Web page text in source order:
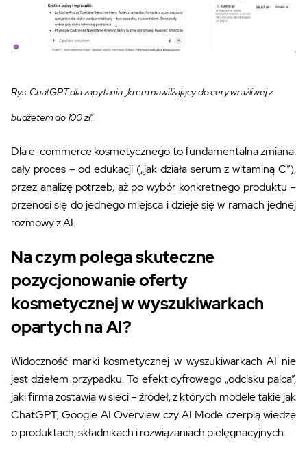
Rys. ChatGPT dla zapytania „krem nawilżający do cery wrażliwej z
budżetem do 100 zł”.
Dla e-commerce kosmetycznego to fundamentalna zmiana:
cały proces – od edukacji („jak działa serum z witaminą C”),
przez analizę potrzeb, aż po wybór konkretnego produktu –
przenosi się do jednego miejsca i dzieje się w ramach jednej
rozmowy z AI.
Na czym polega skuteczne
pozycjonowanie oferty
kosmetycznej w wyszukiwarkach
opartych na AI?
Widoczność marki kosmetycznej w wyszukiwarkach AI nie
jest dziełem przypadku. To efekt cyfrowego „odcisku palca”,
jaki firma zostawia w sieci – źródeł, z których modele takie jak
ChatGPT, Google AI Overview czy AI Mode czerpią wiedzę
o produktach, składnikach i rozwiązaniach pielęgnacyjnych.